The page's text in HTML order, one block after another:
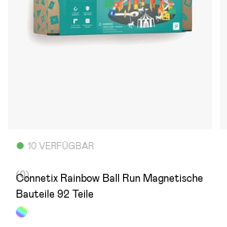
10 VERFÜGBAR
(0)
Connetix Rainbow Ball Run Magnetische
Bauteile 92 Teile